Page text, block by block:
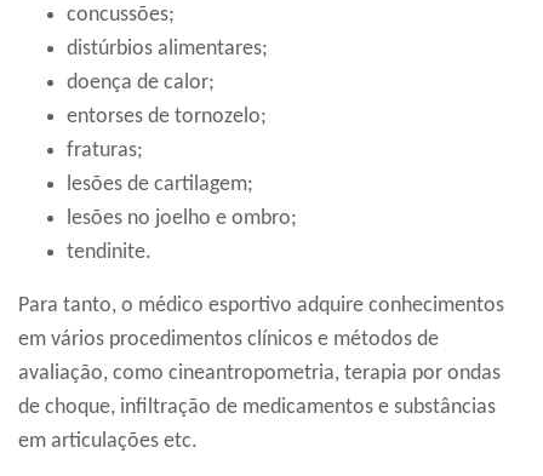
concussões;
distúrbios alimentares;
doença de calor;
entorses de tornozelo;
fraturas;
lesões de cartilagem;
lesões no joelho e ombro;
tendinite.
Para tanto, o médico esportivo adquire conhecimentos
em vários procedimentos clínicos e métodos de
avaliação, como cineantropometria, terapia por ondas
de choque, infiltração de medicamentos e substâncias
em articulações etc.